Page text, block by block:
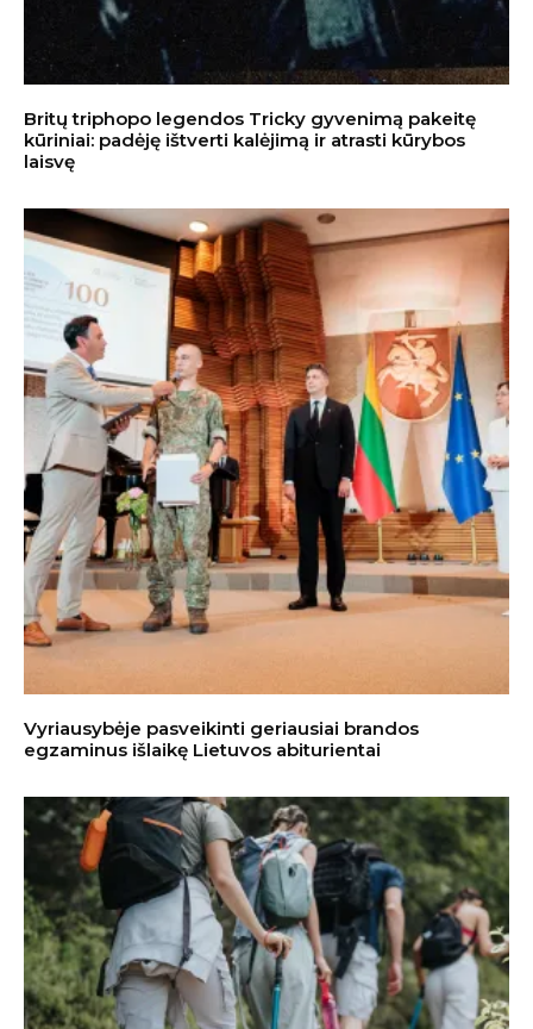
Britų triphopo legendos Tricky gyvenimą pakeitę
kūriniai: padėję ištverti kalėjimą ir atrasti kūrybos
laisvę
Vyriausybėje pasveikinti geriausiai brandos
egzaminus išlaikę Lietuvos abiturientai